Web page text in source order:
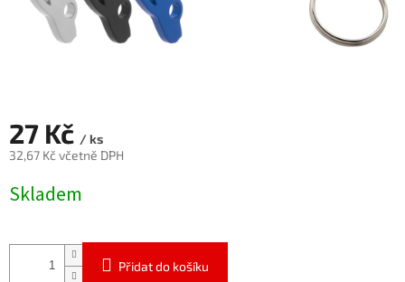
27 Kč / ks
32,67 Kč včetně DPH
cena:
Skladem
Přidat do košíku